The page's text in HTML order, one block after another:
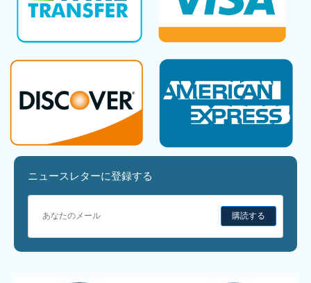
ニュースレターに登録する
購読する